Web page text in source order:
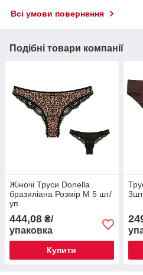
Всі умови повернення
Подібні товари компанії
Жіночі Труси Donella
бразиліана Розмір M 5 шт/
уп
444,08 ₴/
упаковка
Купити